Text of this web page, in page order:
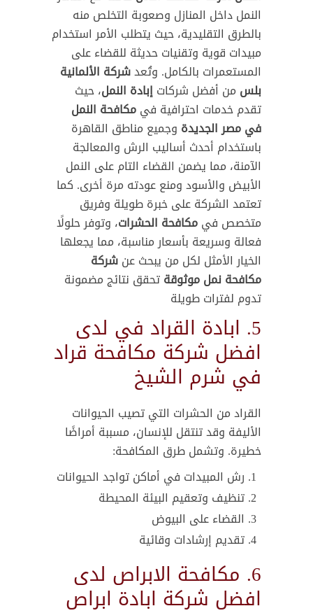
النمل داخل المنازل وصعوبة التخلص منه
بالطرق التقليدية، حيث يتطلب الأمر استخدام
مبيدات قوية وتقنيات حديثة للقضاء على
المستعمرات بالكامل. وتُعدشركة الألمانية
بلس من أفضل شركاتإبادة النمل، حيث
تقدم خدمات احترافية فيمكافحة النمل
في مصر الجديدة وجميع مناطق القاهرة
باستخدام أحدث أساليب الرش والمعالجة
الآمنة، مما يضمن القضاء التام على النمل
الأبيض والأسود ومنع عودته مرة أخرى. كما
تعتمد الشركة على خبرة طويلة وفريق
متخصص فيمكافحة الحشرات، وتوفر حلولًا
فعالة وسريعة بأسعار مناسبة، مما يجعلها
الخيار الأمثل لكل من يبحث عنشركة
مكافحة نمل موثوقةتحقق نتائج مضمونة
تدوم لفترات طويلة
5. ابادة القراد في لدى
افضل شركة مكافحة قراد
في شرم الشيخ
القراد من الحشرات التي تصيب الحيوانات
الأليفة وقد تنتقل للإنسان، مسببة أمراضًا
خطيرة. وتشمل طرق المكافحة:
رش المبيدات في أماكن تواجد الحيوانات
تنظيف وتعقيم البيئة المحيطة
القضاء على البيوض
تقديم إرشادات وقائية
6. مكافحة الابراص لدى
افضل شركة ابادة ابراص